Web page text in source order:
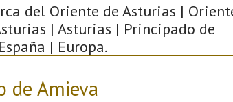
del Oriente de Asturias |
| Asturias | Principado de
| Europa.
de Amieva